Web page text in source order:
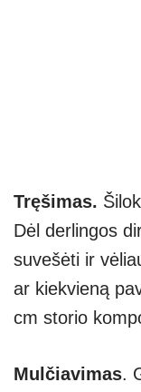
Tręšimas.
Dėl derlingos
suvešėti ir
ar kiekvieną
cm storio
Mulčiavimas.